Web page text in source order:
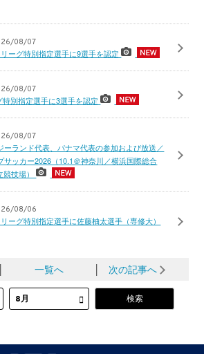
08/07
ーグ特別指定選手に9選手を認定
08/07
特別指定選手に3選手を認定
08/07
ーランド代表、パナマ代表の参加および放送／
ッカー2026（10.1＠神奈川／横浜国際総合
競技場）
08/06
ーグ特別指定選手に佐藤柚太選手（専修大）
一覧へ 次の記事へ